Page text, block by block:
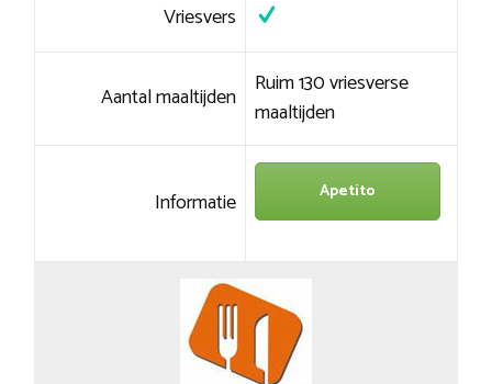
Vriesvers
Aantal maaltijden Ruim 130 vriesverse
maaltijden
Informatie Apetito